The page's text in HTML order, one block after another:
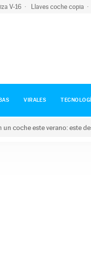
V-16 Llaves coche copia
VIRALES
un coche este verano: este